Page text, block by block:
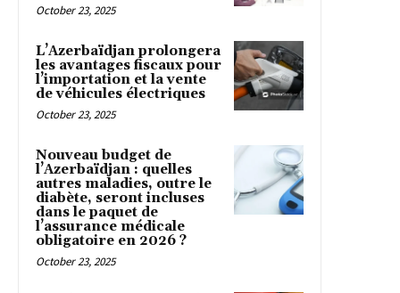
October 23, 2025
L’Azerbaïdjan prolongera
les avantages fiscaux pour
l’importation et la vente
de véhicules électriques
October 23, 2025
Nouveau budget de
l’Azerbaïdjan : quelles
autres maladies, outre le
diabète, seront incluses
dans le paquet de
l’assurance médicale
obligatoire en 2026 ?
October 23, 2025